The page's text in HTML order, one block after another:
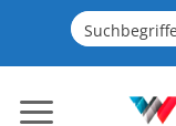
springen